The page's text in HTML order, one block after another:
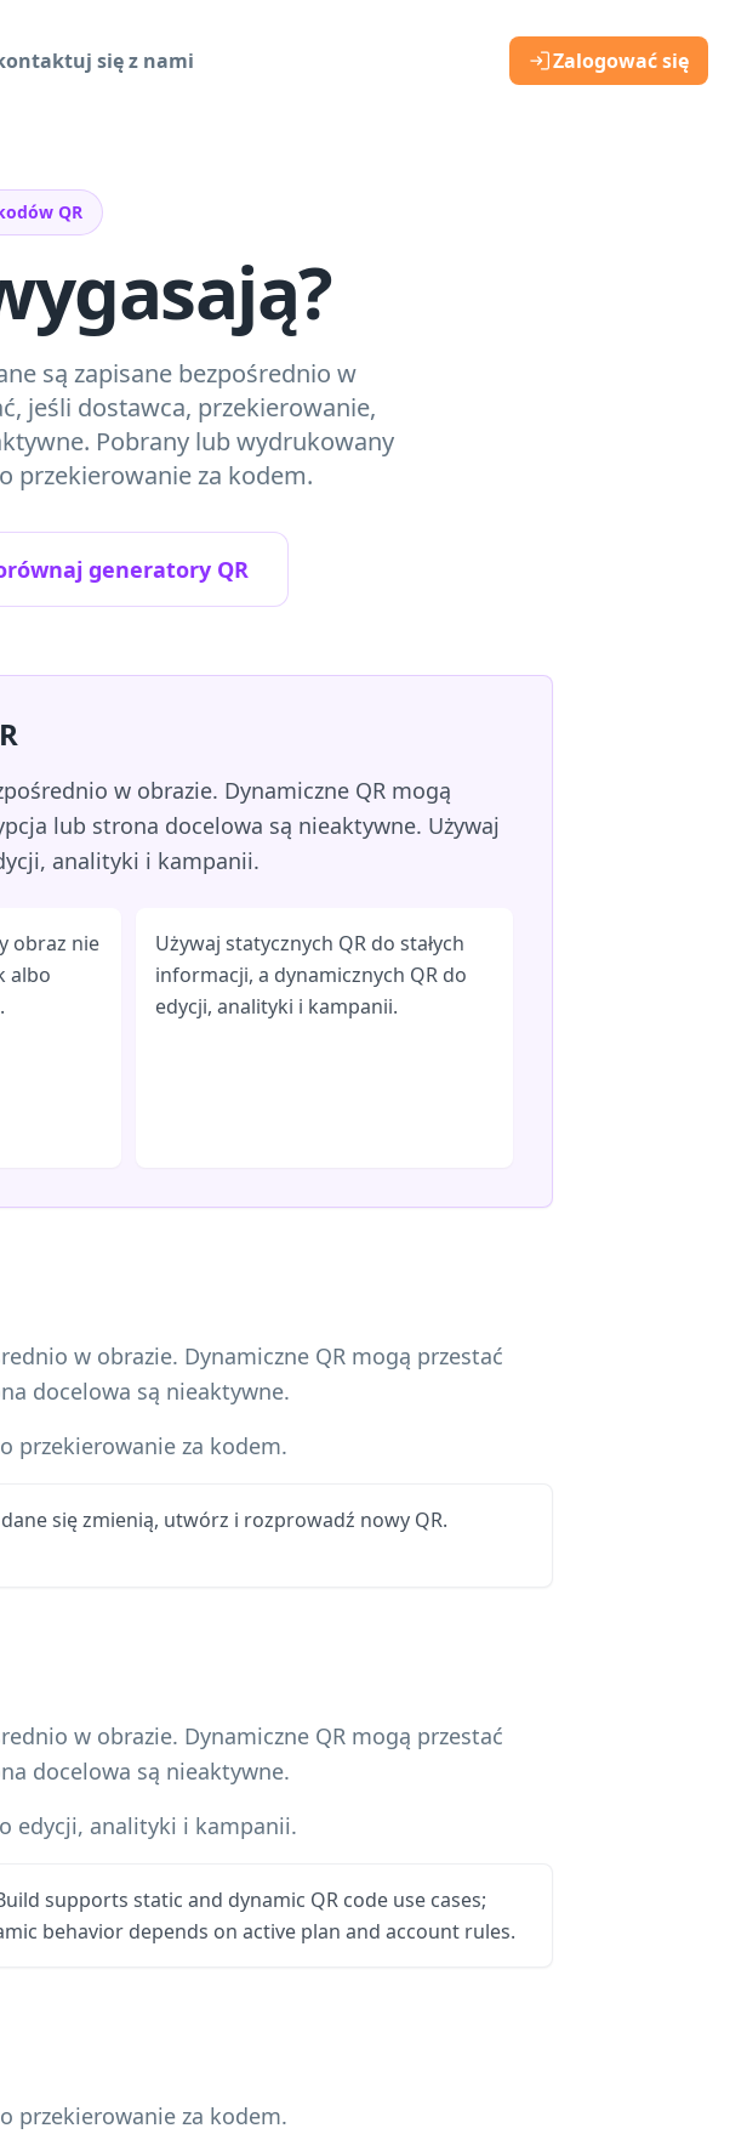
się z nami Zalogować się
QR
są zapisane bezpośrednio w
jeśli dostawca, przekierowanie,
Pobrany lub wydrukowany
przekierowanie za kodem.
generatory QR
w obrazie. Dynamiczne QR mogą
lub strona docelowa są nieaktywne. Używaj
analityki i kampanii.
obraz nie
albo
Używaj statycznych QR do stałych
informacji, a dynamicznych QR do
edycji, analityki i kampanii.
w obrazie. Dynamiczne QR mogą przestać
docelowa są nieaktywne.
przekierowanie za kodem.
się zmienią, utwórz i rozprowadź nowy QR.
w obrazie. Dynamiczne QR mogą przestać
docelowa są nieaktywne.
edycji, analityki i kampanii.
supports static and dynamic QR code use cases;
behavior depends on active plan and account rules.
przekierowanie za kodem.